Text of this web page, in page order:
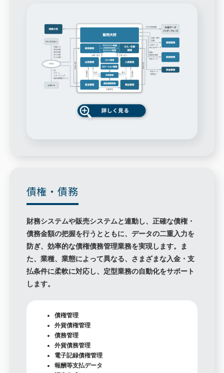
債権・債務
財務システムや販売システムと連動し、正確な債権・
債務金額の把握を行うとともに、データの二重入力を
防ぎ、効率的な債権債務管理業務を実現します。ま
た、業種、業態によって異なる、さまざまな入金・支
払条件に柔軟に対応し、定型業務の自動化をサポート
します。
債権管理
外貨債権管理
債務管理
外貨債務管理
電子記録債権管理
報酬等支払データ